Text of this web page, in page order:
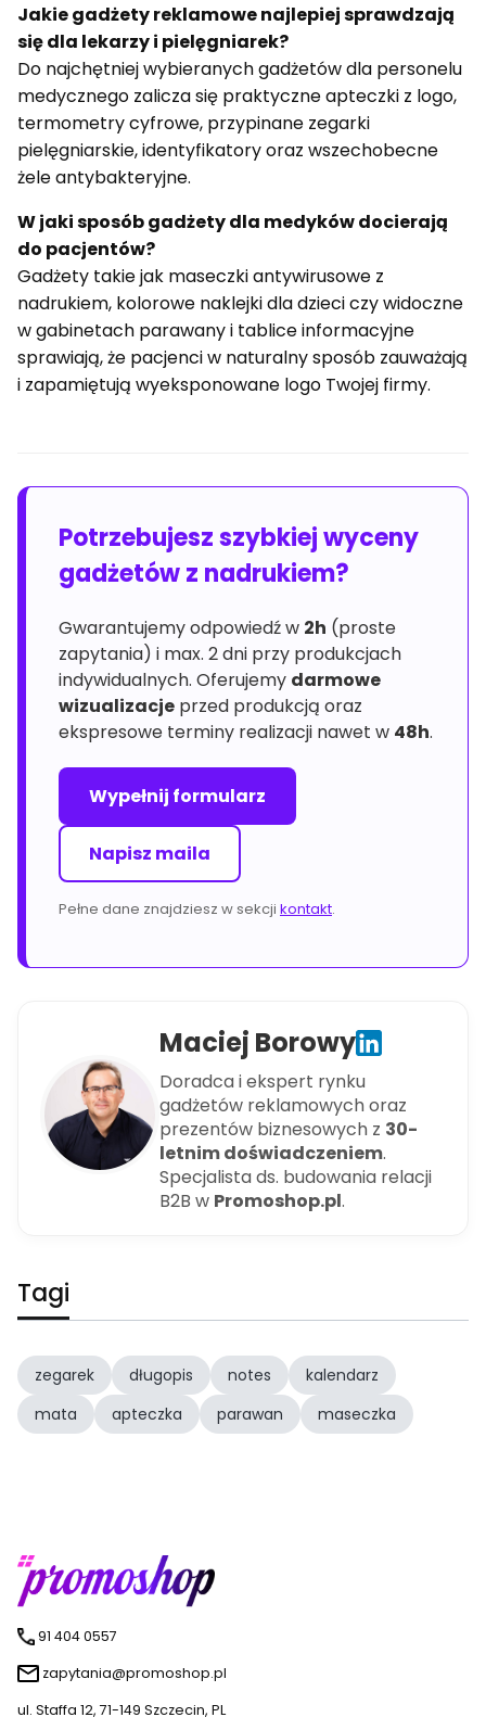
Jakie gadżety reklamowe najlepiej sprawdzają
się dla lekarzy i pielęgniarek?
Do najchętniej wybieranych gadżetów dla personelu
medycznego zalicza się praktyczne apteczki z logo,
termometry cyfrowe, przypinane zegarki
pielęgniarskie, identyfikatory oraz wszechobecne
żele antybakteryjne.
W jaki sposób gadżety dla medyków docierają
do pacjentów?
Gadżety takie jak maseczki antywirusowe z
nadrukiem, kolorowe naklejki dla dzieci czy widoczne
w gabinetach parawany i tablice informacyjne
sprawiają, że pacjenci w naturalny sposób zauważają
i zapamiętują wyeksponowane logo Twojej firmy.
Potrzebujesz szybkiej wyceny
gadżetów z nadrukiem?
Gwarantujemy odpowiedź w 2h (proste
zapytania) i max. 2 dni przy produkcjach
indywidualnych. Oferujemy darmowe
wizualizacje przed produkcją oraz
ekspresowe terminy realizacji nawet w 48h.
Wypełnij formularz
Napisz maila
Pełne dane znajdziesz w sekcji kontakt.
Maciej Borowy
Doradca i ekspert rynku
gadżetów reklamowych oraz
prezentów biznesowych z 30-
letnim doświadczeniem.
Specjalista ds. budowania relacji
B2B w Promoshop.pl.
Tagi
zegarek długopis notes
kalendarz
mata
apteczka parawan maseczka
91 404 0557
zapytania@promoshop.pl
ul. Staffa 12, 71-149 Szczecin, PL